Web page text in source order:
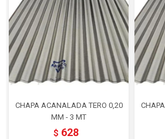
CHAPA ACANALADA TERO 0,20
MM - 3 MT
$ 628